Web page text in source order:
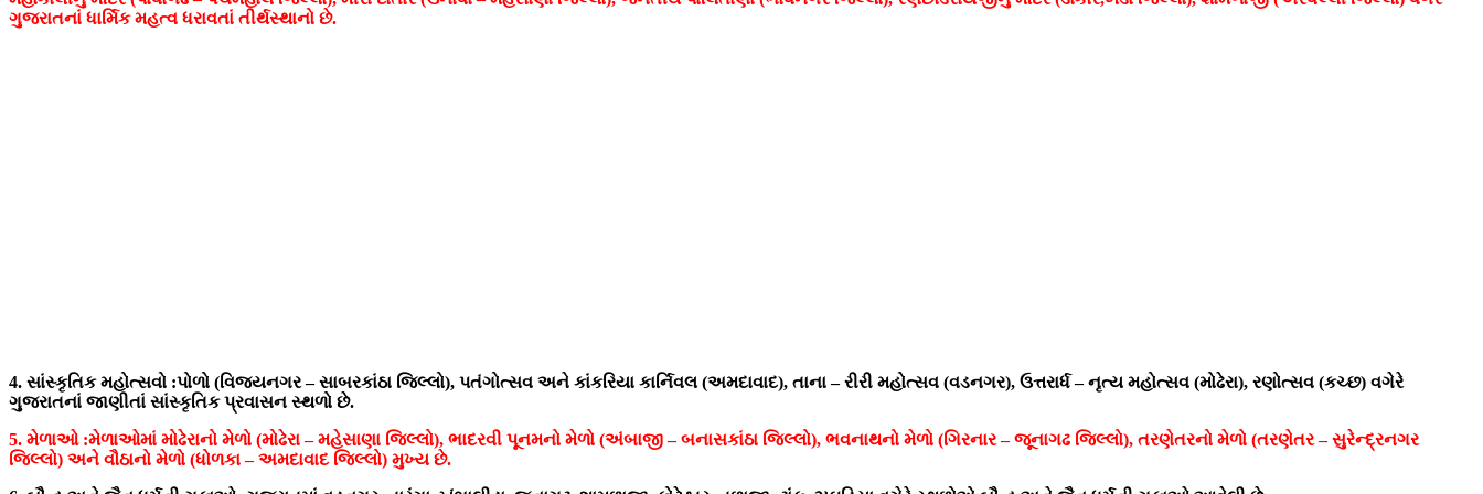
ગુજરાતનાં ધાર્મિક મહત્વ ધરાવતાં તીર્થસ્થાનો છે.
4. સાંસ્કૃતિક મહોત્સવો :પોળો (વિજયનગર – સાબરકાંઠા જિલ્લો), પતંગોત્સવ અને કાંકરિયા કાર્નિવલ (અમદાવાદ), તાના – રીરી મહોત્સવ (વડનગર), ઉત્તરાર્ધ – નૃત્ય મહોત્સવ (મોઢેરા), રણોત્સવ (કચ્છ) વગેરે
ગુજરાતનાં જાણીતાં સાંસ્કૃતિક પ્રવાસન સ્થળો છે.
5. મેળાઓ :મેળાઓમાં મોઢેરાનો મેળો (મોઢેરા – મહેસાણા જિલ્લો), ભાદરવી પૂનમનો મેળો (અંબાજી – બનાસકાંઠા જિલ્લો), ભવનાથનો મેળો (ગિરનાર – જૂનાગઢ જિલ્લો), તરણેતરનો મેળો (તરણેતર – સુરેન્દ્રનગર
જિલ્લો) અને વૌઠાનો મેળો (ધોળકા – અમદાવાદ જિલ્લો) મુખ્ય છે.